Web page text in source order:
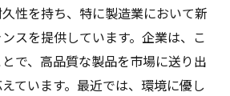
性を持ち、特に製造業において新
スを提供しています。企業は、こ
で、高品質な製品を市場に送り出
ています。最近では、環境に優し